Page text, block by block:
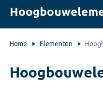
Home Elementen